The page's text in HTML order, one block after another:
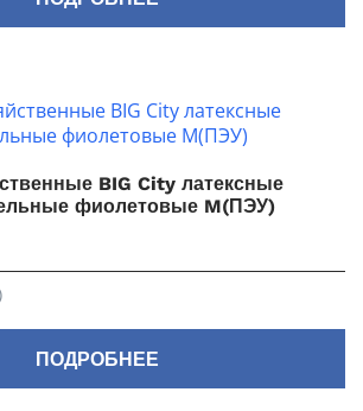
BIG City латексные
фиолетовые M(ПЭУ)
ПОДРОБНЕЕ